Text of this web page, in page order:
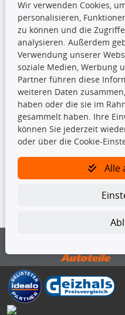
Beleuchtung
Bremsbeläge
Bremsscheiben
Kupplungssatz
Querlenker
Radlager
Stoßdämpfer
TecDoc Inside
Die hier angezeigten Daten
Es ist zu unterlassen, die Daten
Zuwiderhandeln stellt eine
Bitte prüfen Sie, ob das über
auch tatsächlich dem gesuchten
Gegebenenfalls sind ergänzende
Wir verwenden Cookies,
personalisieren,
zu können und die
analysieren. Außerdem
Verwendung unserer
soziale Medien, Werbung
Partner führen diese
weiteren Daten
haben oder die sie im
gesammelt haben. Ihre
können Sie jederzeit
oder über die Cookie-
Alle